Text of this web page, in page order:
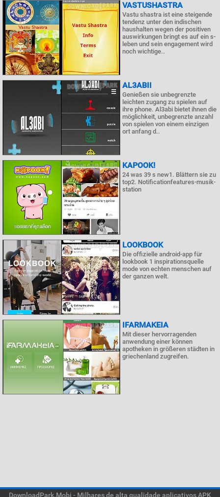
VASTUSHASTRA
Vastu shastra ist eine steigende
tendenz unter den indischen
haushalten wegen der positiven
auswirkungen bringt es auf ein s-
leben und sein engagement wird
noch wichtige..
AL3ABII
Genießen sie unbegrenzte
leichten zugang zu spielen auf
ihre phone. Al3abi bietet ihnen die
möglichkeit, unbegrenzte anzahl
von spielen von einem einzigen
ort anfang d..
KAPOOK!
24 was 39 s new1. Blättern sie zu
top2. Notificationfeatures-musik-
station
LOOKBOOK
Die offizielle android-app für
lookbook 1 inspirationsquelle
mode von echten menschen auf
der ganzen welt.
IFARMAKEIA
Mit dieser hervorragenden
anwendung einer können
apotheken in größeren städten in
griechenland zugreifen.
DownloadPark.Mobi - Milhares de alta qualidade aplicativos APK